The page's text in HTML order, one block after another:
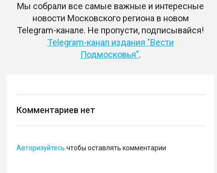
Мы собрали все самые важные и интересные
новости Московского региона в новом
Telegram-канале. Не пропусти, подписывайся!
Telegram-канал издания "Вести
Подмосковья".
Комментариев нет
Авторизуйтесь чтобы оставлять комментарии